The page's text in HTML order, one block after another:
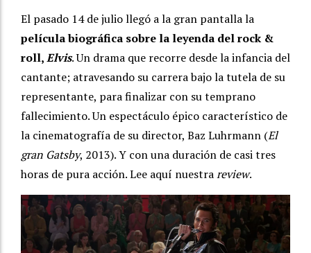
El pasado 14 de julio llegó a la gran pantalla la
película biográfica sobre la leyenda del rock &
roll,Elvis. Un drama que recorre desde la infancia del
cantante; atravesando su carrera bajo la tutela de su
representante, para finalizar con su temprano
fallecimiento. Un espectáculo épico característico de
la cinematografía de su director, Baz Luhrmann (El
gran Gatsby, 2013). Y con una duración de casi tres
horas de pura acción. Lee aquí nuestrareview.